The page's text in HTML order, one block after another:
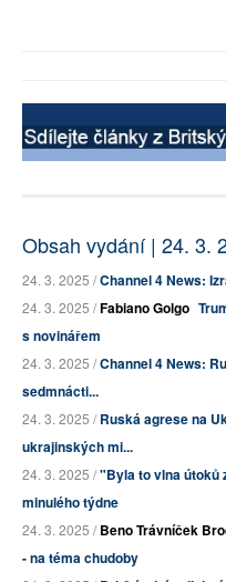
Obsah vydání | 24. 3.
24. 3. 2025 /Channel 4 News:
24. 3. 2025 /Fabiano Golgo
s novinářem
24. 3. 2025 /Channel 4 News:
sedmnácti...
24. 3. 2025 /Ruská agrese na
ukrajinských mi...
24. 3. 2025 /"Byla to vlna útoků
minulého týdne
24. 3. 2025 /Beno Trávníček
- na téma chudoby